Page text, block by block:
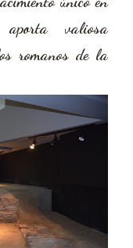
aporta valiosa
romanos de la